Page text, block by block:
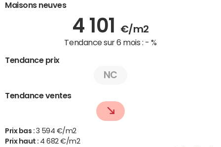
Maisons neuves
4 101 €/m2
Tendance sur 6 mois : - %
Tendance prix
NC
Tendance ventes
Prix bas : 3 594 €/m2
Prix haut : 4 682 €/m2